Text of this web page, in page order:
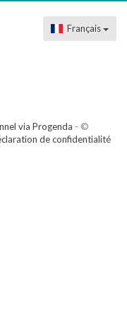
Français
via Progenda - ©
de confidentialité